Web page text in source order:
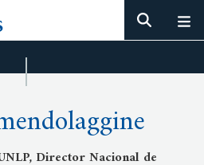
Director Nacional de